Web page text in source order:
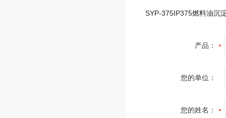
产品：
您的单位：
您的姓名：